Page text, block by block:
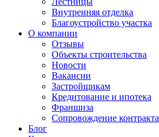
Внутренняя отделка
Благоустройство участка
О компании
Отзывы
Объекты строительства
Новости
Вакансии
Застройщикам
Кредитование и ипотека
Франшиза
Сопровождение контракта
Блог